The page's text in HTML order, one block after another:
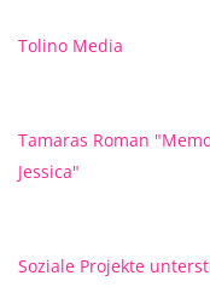
Tolino Media
Tamaras Roman
Jessica"
Soziale Projekte